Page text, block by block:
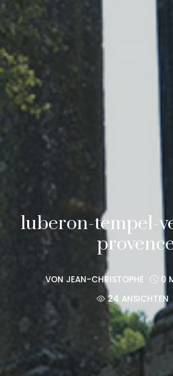
luberon-tempel-
VON JEAN-CHRISTOPHE
0
24 ANSICHTEN